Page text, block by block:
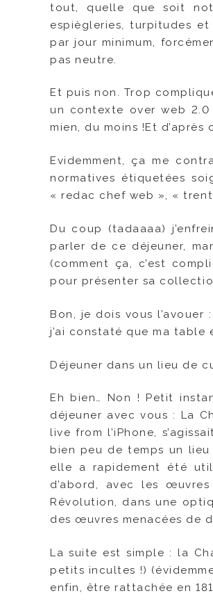
tout, quelle que soit
espiègleries, turpitudes
par jour minimum,
pas neutre.
Et puis non. Trop
un contexte over web 2.0
mien, du moins !Et
Evidemment, ça me
normatives étiquetées
« redac chef web », «
Du coup (tadaaaa)
parler de ce déjeuner,
(comment ça, c’est
pour présenter sa
Bon, je dois vous
j’ai constaté que ma
Déjeuner dans un lieu de
Eh bien… Non ! Petit
déjeuner avec vous : La
live from l’iPhone,
bien peu de temps un
elle a rapidement été
d’abord, avec les
Révolution, dans une
des œuvres menacées de
La suite est simple : la
petits incultes !)
enfin, être rattachée en